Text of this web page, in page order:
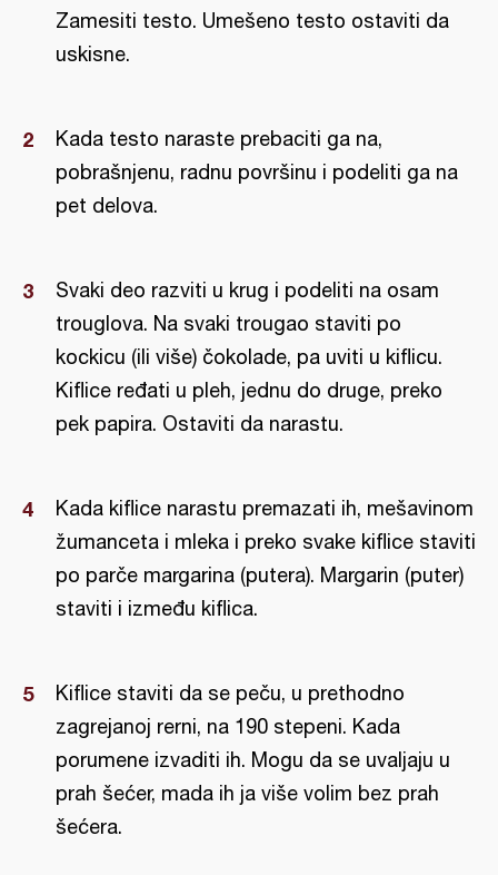
Zamesiti testo. Umešeno testo ostaviti da
uskisne.
Kada testo naraste prebaciti ga na,
pobrašnjenu, radnu površinu i podeliti ga na
pet delova.
Svaki deo razviti u krug i podeliti na osam
trouglova. Na svaki trougao staviti po
kockicu (ili više) čokolade, pa uviti u kiflicu.
Kiflice ređati u pleh, jednu do druge, preko
pek papira. Ostaviti da narastu.
Kada kiflice narastu premazati ih, mešavinom
žumanceta i mleka i preko svake kiflice staviti
po parče margarina (putera). Margarin (puter)
staviti i između kiflica.
Kiflice staviti da se peču, u prethodno
zagrejanoj rerni, na 190 stepeni. Kada
porumene izvaditi ih. Mogu da se uvaljaju u
prah šećer, mada ih ja više volim bez prah
šećera.